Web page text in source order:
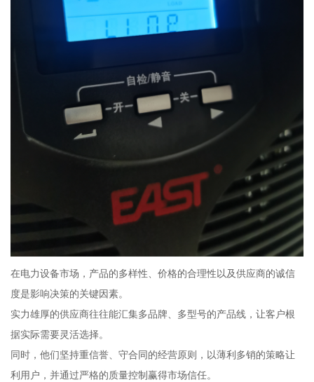
在电力设备市场，产品的多样性、价格的合理性以及供应商的诚信
度是影响决策的关键因素。
实力雄厚的供应商往往能汇集多品牌、多型号的产品线，让客户根
据实际需要灵活选择。
同时，他们坚持重信誉、守合同的经营原则，以薄利多销的策略让
利用户，并通过严格的质量控制赢得市场信任。